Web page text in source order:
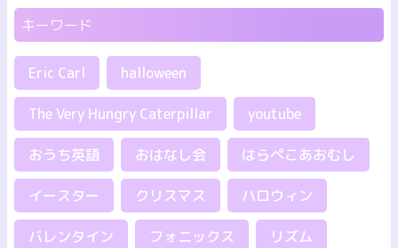
キーワード
Eric Carl halloween
The Very Hungry Caterpillar youtube
おうち英語 おはなし会 はらぺこあおむし
イースター クリスマス ハロウィン
バレンタイン フォニックス リズム